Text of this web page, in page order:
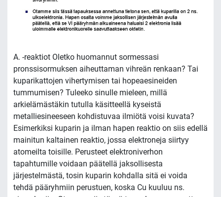
A. -reaktiot Oletko huomannut sormessasi
pronssisormuksen aiheuttaman vihreän renkaan? Tai
kuparikattojen vihertymisen tai hopeaesineiden
tummumisen? Tuleeko sinulle mieleen, millä
arkielämästäkin tutulla käsitteellä kyseistä
metalliesineeseen kohdistuvaa ilmiötä voisi kuvata?
Esimerkiksi kuparin ja ilman hapen reaktio on siis edellä
mainitun kaltainen reaktio, jossa elektroneja siirtyy
atomeilta toisille. Perusteet elektroniverhon
tapahtumille voidaan päätellä jaksollisesta
järjestelmästä, tosin kuparin kohdalla sitä ei voida
tehdä pääryhmiin perustuen, koska Cu kuuluu ns.